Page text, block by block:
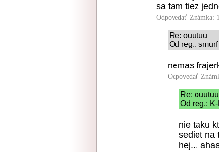
sa tam tiez
Odpovedať Známka:
Re: ouutuu
Od reg.:
nemas
Odpovedať
Re: ouutuu
Od reg.:
nie taku
sediet na
hej...